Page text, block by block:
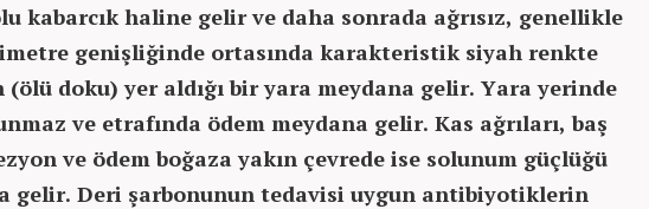
kabarcık haline gelir ve daha sonrada ağrısız, genellikle
genişliğinde ortasında karakteristik siyah renkte
(ölü doku) yer aldığı bir yara meydana gelir. Yara yerinde
ve etrafında ödem meydana gelir. Kas ağrıları, baş
ve ödem boğaza yakın çevrede ise solunum güçlüğü
gelir. Deri şarbonunun tedavisi uygun antibiyotiklerin